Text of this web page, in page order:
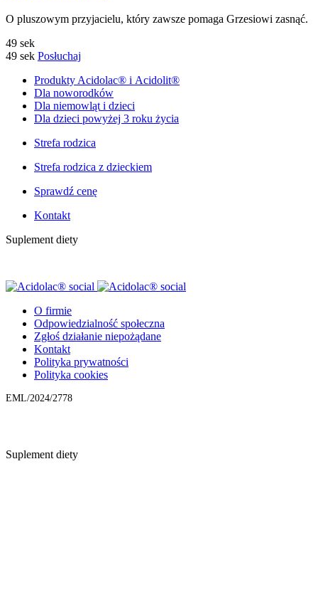
O pluszowym przyjacielu, który zawsze pomaga Grzesiowi zasnąć.
49 sek
49 sek Posłuchaj
Produkty Acidolac® i Acidolit®
Dla noworodków
Dla niemowląt i dzieci
Dla dzieci powyżej 3 roku życia
Strefa rodzica
Strefa rodzica z dzieckiem
Sprawdź cenę
Kontakt
Suplement diety
O firmie
Odpowiedzialność społeczna
Zgłoś działanie niepożądane
Kontakt
Polityka prywatności
Polityka cookies
EML/2024/2778
Suplement diety